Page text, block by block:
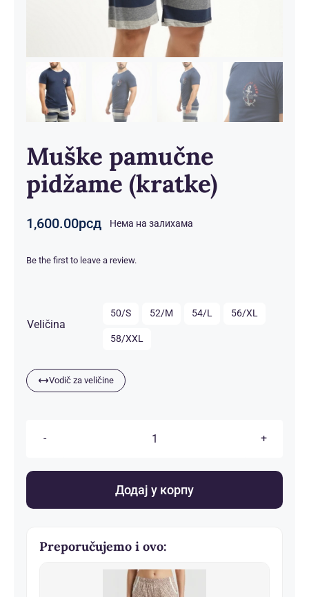
Muške pamučne
pidžame (kratke)
1,600.00рсд Нема на залихама
Be the first to leave a review.
Veličina
50/S 52/M 54/L 56/XL
58/XXL
Vodič za veličine
Muške
pidžame
Додај у корпу
Preporučujemo i ovo: